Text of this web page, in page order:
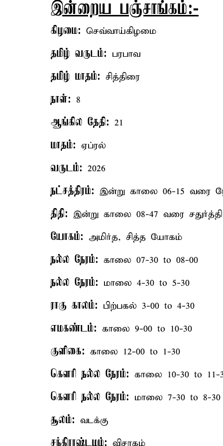
இன்றைய பஞ்சாங்கம்:-
கிழமை: செவ்வாய்கிழமை
தமிழ் வருடம்: பரபாவ
தமிழ் மாதம்: சித்திரை
நாள்: 8
ஆங்கில தேதி: 21
மாதம்: ஏப்ரல்
வருடம்: 2026
நட்சத்திரம்: இன்று காலை 06-15 வரை
திதி: இன்று காலை 08-47 வரை சதுர்த்தி
யோகம்: அமிர்த, சித்த யோகம்
நல்ல நேரம்: காலை 07-30 to 08-00
நல்ல நேரம்: மாலை 4-30 to 5-30
ராகு காலம்: பிற்பகல் 3-00 to 4-30
எமகண்டம்: காலை 9-00 to 10-30
குளிகை: காலை 12-00 to 1-30
கௌரி நல்ல நேரம்: காலை 10-30 to 11-
கௌரி நல்ல நேரம்: மாலை 7-30 to 8-30
சூலம்: வடக்கு
சந்திராஷ்டமம்: விசாகம்